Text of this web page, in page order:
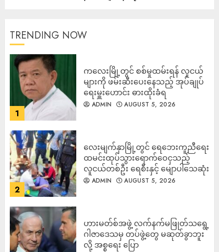
TRENDING NOW
1
ကလေးမြို့တွင် စစ်မှုထမ်းရန် လူငယ်
များကို ဖမ်းဆီးပေးနေသည့် အုပ်ချုပ်
ရေးမှူးဟောင်း ဓားထိုးခံရ
ADMIN AUGUST 5, 2026
2
လေးမျက်နှာမြို့တွင် ရေဘေးကူညီရေး
ထမင်းထုပ်သွားရောက်ဝေငှသည့်
လူငယ်တစ်ဦး ရေစီးနှင့် မျောပါသေဆုံး
ADMIN AUGUST 5, 2026
ဟားမတ်စ်အဖွဲ့ လက်နက်မဖြုတ်သရွေ့
ဂါဇာဒေသမှ တပ်ဖွဲ့တွေ မဆုတ်ခွာဘူး
လို့ အစ္စရေး ပြော